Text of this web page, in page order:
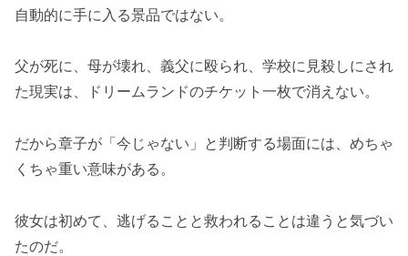
自動的に手に入る景品ではない。
父が死に、母が壊れ、義父に殴られ、学校に見殺しにされ
た現実は、ドリームランドのチケット一枚で消えない。
だから章子が「今じゃない」と判断する場面には、めちゃ
くちゃ重い意味がある。
彼女は初めて、逃げることと救われることは違うと気づい
たのだ。